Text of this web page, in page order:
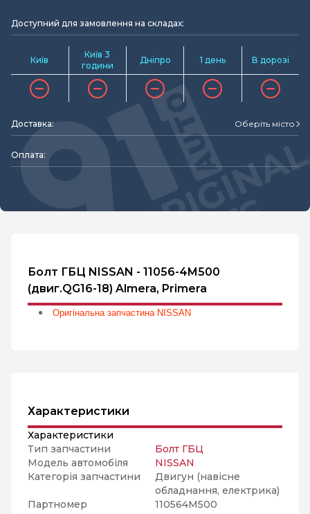
Доступний для замовлення на складах:
Київ
Київ 3
години
Дніпро 1 день В дорозі
Доставка: Оберіть місто
Оплата:
Болт ГБЦ NISSAN - 11056-4M500
(двиг.QG16-18) Almera, Primera
Оригінальна запчастина NISSAN
Характеристики
Характеристики
Тип запчастини
Болт ГБЦ
Модель автомобіля
NISSAN
Категорія запчастини
Двигун (навісне
обладнання, електрика)
Партномер
110564M500